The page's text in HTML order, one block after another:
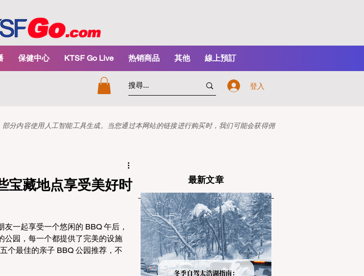
保健中心 KTSF Go Live 热销商品 其他 線上預訂
登入
分内容使用人工智能工具生成。当您通过本网站的链接进行购买时，我们可能会获得佣
宝藏地点享受美好时
一起享受一个悠闲的 BBQ 午后，
公园，每一个都提供了完美的设施
个最佳的亲子 BBQ 公园推荐，不
最新文章